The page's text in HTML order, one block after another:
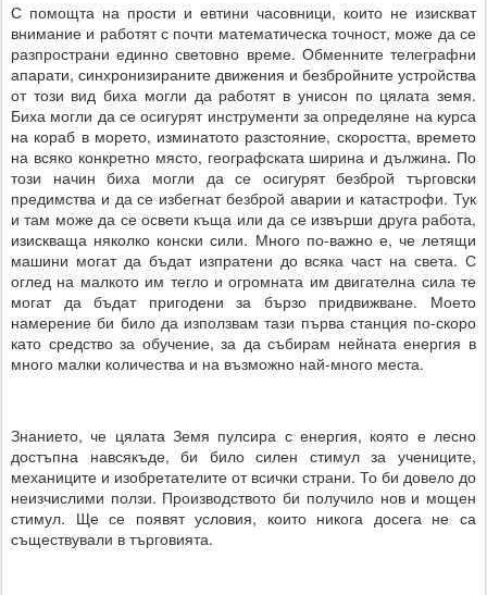
С помощта на прости и евтини часовници, които не изискват
внимание и работят с почти математическа точност, може да се
разпространи единно световно време. Обменните телеграфни
апарати, синхронизираните движения и безбройните устройства
от този вид биха могли да работят в унисон по цялата земя.
Биха могли да се осигурят инструменти за определяне на курса
на кораб в морето, изминатото разстояние, скоростта, времето
на всяко конкретно място, географската ширина и дължина. По
този начин биха могли да се осигурят безброй търговски
предимства и да се избегнат безброй аварии и катастрофи. Тук
и там може да се освети къща или да се извърши друга работа,
изискваща няколко конски сили. Много по-важно е, че летящи
машини могат да бъдат изпратени до всяка част на света. С
оглед на малкото им тегло и огромната им двигателна сила те
могат да бъдат пригодени за бързо придвижване. Моето
намерение би било да използвам тази първа станция по-скоро
като средство за обучение, за да събирам нейната енергия в
много малки количества и на възможно най-много места.
Знанието, че цялата Земя пулсира с енергия, която е лесно
достъпна навсякъде, би било силен стимул за учениците,
механиците и изобретателите от всички страни. То би довело до
неизчислими ползи. Производството би получило нов и мощен
стимул. Ще се появят условия, които никога досега не са
съществували в търговията.